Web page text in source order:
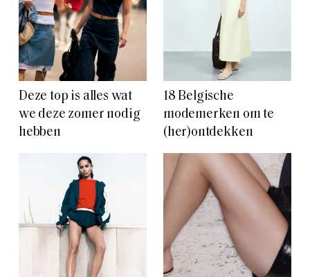
Deze top is alles wat
we deze zomer nodig
hebben
18 Belgische
modemerken om te
(her)ontdekken